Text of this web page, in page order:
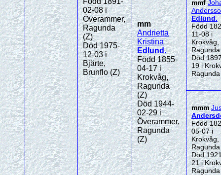
02-08 i
Överammer,
Ragunda
(Z)
Död 1975-
12-03 i
Bjärte,
Brunflo (Z)
mm
Andrietta
Kristina
Edlund.
Född 1855-
04-17 i
Krokvåg,
Ragunda
(Z)
Död 1944-
02-29 i
Överammer,
Ragunda
(Z)
mmf
Edlund.
Född
11-08 i
Krokvåg,
Död
19 i
mmm
Född
05-07 i
Krokvåg,
Död
21 i